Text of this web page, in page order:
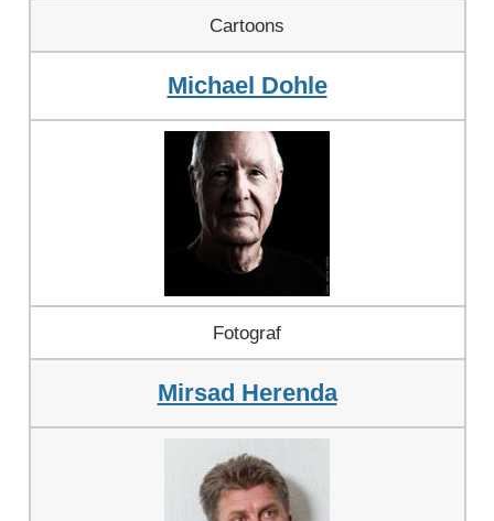
Cartoons
Michael Dohle
Fotograf
Mirsad Herenda